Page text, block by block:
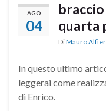
AGO
04
quarta
DiMauro
In questo ultimo
leggerai come
di Enrico.